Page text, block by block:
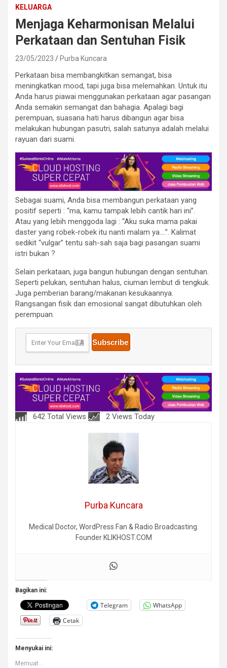
KELUARGA
Menjaga Keharmonisan Melalui
Perkataan dan Sentuhan Fisik
23/05/2023 Purba Kuncara
Perkataan bisa membangkitkan semangat, bisa
meningkatkan mood, tapi juga bisa melemahkan. Untuk itu
Anda harus piawai menggunakan perkataan agar pasangan
Anda semakin semangat dan bahagia. Apalagi bagi
perempuan, suasana hati harus dibangun agar bisa
melakukan hubungan pasutri, salah satunya adalah melalui
rayuan dari suami.
Sebagai suami, Anda bisa membangun perkataan yang
positif seperti : “ma, kamu tampak lebih cantik hari ini”.
Atau yang lebih menggoda lagi : “Aku suka mama pakai
daster yang robek-robek itu nanti malam ya….”. Kalimat
sedikit “vulgar” tentu sah-sah saja bagi pasangan suami
istri bukan ?
Selain perkataan, juga bangun hubungan dengan sentuhan.
Seperti pelukan, sentuhan halus, ciuman lembut di tengkuk.
Juga pemberian barang/makanan kesukaannya.
Rangsangan fisik dan emosional sangat dibutuhkan oleh
perempuan.
642 Total Views 2 Views Today
Purba Kuncara
Medical Doctor, WordPress Fan & Radio Broadcasting.
Founder KLIKHOST.COM
Bagikan ini:
Telegram
WhatsApp
Cetak
Menyukai ini:
Memuat...